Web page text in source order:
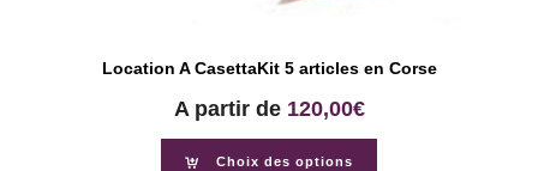
Location A CasettaKit 5 articles en Corse
A partir de 120,00€
Choix des options